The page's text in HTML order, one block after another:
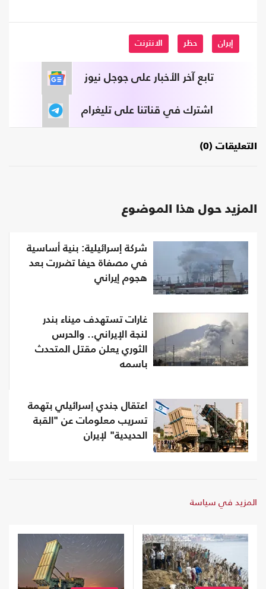
إيران حظر الانترنت
تابع آخر الأخبار على جوجل نيوز
اشترك في قناتنا على تليغرام
التعليقات (0)
المزيد حول هذا الموضوع
شركة إسرائيلية: بنية أساسية
في مصفاة حيفا تضررت بعد
هجوم إيراني
غارات تستهدف ميناء بندر
لنجة الإيراني.. والحرس
الثوري يعلن مقتل المتحدث
باسمه
اعتقال جندي إسرائيلي بتهمة
تسريب معلومات عن "القبة
الحديدية" لإيران
المزيد في سياسة